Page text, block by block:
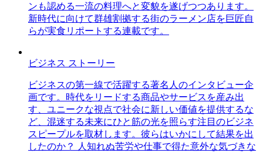
ンも認める一流の料理へと変貌を遂げつつあります。
新時代に向けて群雄割拠する街のラーメン店を巨匠自
らが実食リポートする連載です。
ビジネス ストーリー
ビジネスの第一線で活躍する著名人のインタビュー企
画です。時代をリードする商品やサービスを産み出
す、ユニークな視点で社会に新しい価値を提供するな
ど、混迷する未来にひと筋の光を照らす注目のビジネ
スピープルを取材します。彼らはいかにして結果を出
したのか？ 人知れぬ苦労や仕事で得た意外な気づきな